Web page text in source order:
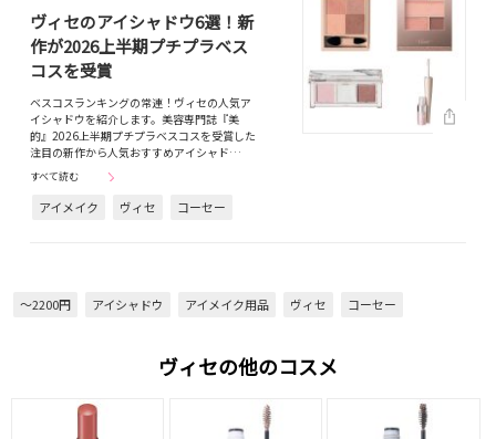
ヴィセのアイシャドウ6選！新
作が2026上半期プチプラベス
コスを受賞
ベスコスランキングの常連！ヴィセの人気ア
イシャドウを紹介します。美容専門誌『美
的』2026上半期プチプラベスコスを受賞した
注目の新作から人気おすすめアイシャド…
すべて読む
アイメイク ヴィセ コーセー
～2200円 アイシャドウ アイメイク用品 ヴィセ コーセー
ヴィセの他のコスメ